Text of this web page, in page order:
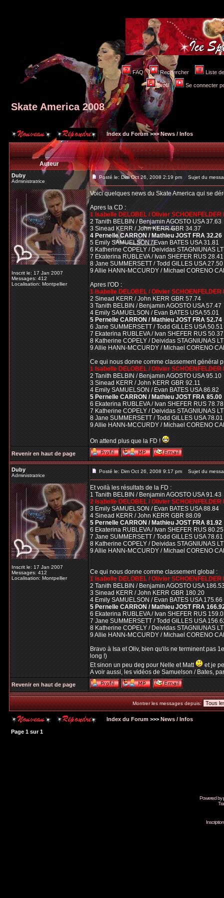
FAQ Rechercher Liste
Profil Se connecter
Skate America 2008
Index du Forum>>>News / Infos
Auteur
Duby
Administratrice
Inscrit le: 17 Jan 2007
Messages: 412
Localisation: Montpellier
Posté le: Dim Oct 26, 2008 2:19 pm Sujet du
Voici quelques news du Skate America qui se
Apres la CD :
1 Isabelle DELOBEL / Olivier SCHOENFELDER
2 Tanith BELBIN / Benjamin AGOSTO USA 37.63
3 Sinead KERR / John KERR GBR 34.37
4 Pernelle CARRON / Mathieu JOST FRA 32.26
5 Emily SAMUELSON / Evan BATES USA 31.81
6 Katherine COPELY / Deividas STAGNIUNAS
7 Ekaterina RUBLEVA / Ivan SHEFER RUS 28.41
8 Jane SUMMERSETT / Todd GILLES USA 27.50
9 Allie HANN-MCCURDY / Michael CORENO
Apres l'OD :
1 Isabelle DELOBEL / Olivier SCHOENFELDER
2 Sinead KERR / John KERR GBR 57.74
3 Tanith BELBIN / Benjamin AGOSTO USA 57.47
4 Emily SAMUELSON / Evan BATES USA 55.01
5 Pernelle CARRON / Mathieu JOST FRA 52.74
6 Jane SUMMERSETT / Todd GILLES USA 50.51
7 Ekaterina RUBLEVA / Ivan SHEFER RUS 50.37
8 Katherine COPELY / Deividas STAGNIUNAS
9 Allie HANN-MCCURDY / Michael CORENO
Ce qui nous donne comme classement général
1 Isabelle DELOBEL / Olivier SCHOENFELDER
2 Tanith BELBIN / Benjamin AGOSTO USA 95.10
3 Sinead KERR / John KERR GBR 92.11
4 Emily SAMUELSON / Evan BATES USA 86.82
5 Pernelle CARRON / Mathieu JOST FRA 85.00
6 Ekaterina RUBLEVA / Ivan SHEFER RUS 78.78
7 Katherine COPELY / Deividas STAGNIUNAS
8 Jane SUMMERSETT / Todd GILLES USA 78.01
9 Allie HANN-MCCURDY / Michael CORENO
On attend plus que la FD !
Revenir en haut de page
Duby
Administratrice
Inscrit le: 17 Jan 2007
Messages: 412
Localisation: Montpellier
Posté le: Dim Oct 26, 2008 9:17 pm Sujet du
Et voilà les résultats de la FD :
1 Tanith BELBIN / Benjamin AGOSTO USA 91.43
2 Isabelle DELOBEL / Olivier SCHOENFELDER
3 Emily SAMUELSON / Evan BATES USA 88.84
4 Sinead KERR / John KERR GBR 88.09
5 Pernelle CARRON / Mathieu JOST FRA 81.92
6 Ekaterina RUBLEVA / Ivan SHEFER RUS 80.25
7 Jane SUMMERSETT / Todd GILLES USA 78.61
8 Katherine COPELY / Deividas STAGNIUNAS
9 Allie HANN-MCCURDY / Michael CORENO
Ce qui nous donne comme classement global :
1 Isabelle DELOBEL / Olivier SCHOENFELDER
2 Tanith BELBIN / Benjamin AGOSTO USA
3 Sinead KERR / John KERR GBR 180.20
4 Emily SAMUELSON / Evan BATES USA 175.66
5 Pernelle CARRON / Mathieu JOST FRA
6 Ekaterina RUBLEVA / Ivan SHEFER RUS
7 Jane SUMMERSETT / Todd GILLES USA
8 Katherine COPELY / Deividas STAGNIUNAS
9 Allie HANN-MCCURDY / Michael CORENO
Bravo à Isa et Oliv, bien qu'ils ne terminent pas
long !)
Et sinon un peu deg pour Nelle et Matt
et je
A voir aussi, les vidéos de Samuelson / Bates,
Revenir en haut de page
Montrer les messages depuis:
Index du Forum >>> News / Infos
Page 1 sur1
Powered by